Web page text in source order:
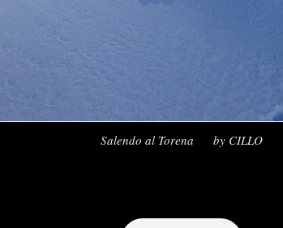
Direttissima al Bernina by vale_cividini